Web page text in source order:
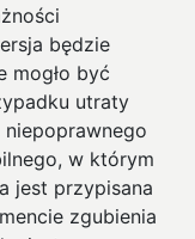
będzie
mogło być
utraty
w którym
jest przypisana
zgubienia